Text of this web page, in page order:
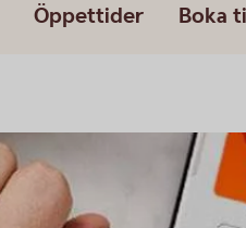
Öppettider Boka